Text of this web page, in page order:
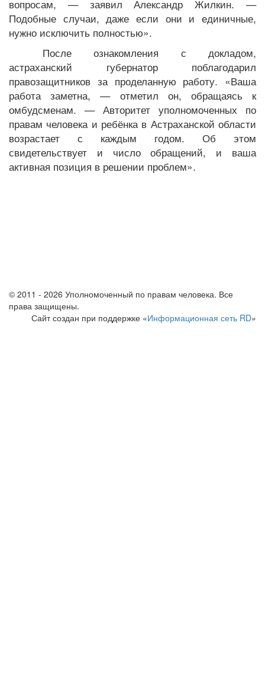
вопросам, — заявил Александр Жилкин. —
Подобные случаи, даже если они и единичные,
нужно исключить полностью».
После ознакомления с докладом,
астраханский губернатор поблагодарил
правозащитников за проделанную работу. «Ваша
работа заметна, — отметил он, обращаясь к
омбудсменам. — Авторитет уполномоченных по
правам человека и ребёнка в Астраханской области
возрастает с каждым годом. Об этом
свидетельствует и число обращений, и ваша
активная позиция в решении проблем».
© 2011 - 2026 Уполномоченный по правам человека. Все
права защищены.
Сайт создан при поддержке «Информационная сеть RD»